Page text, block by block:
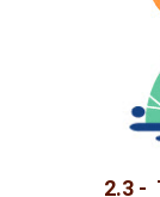
2.3 -